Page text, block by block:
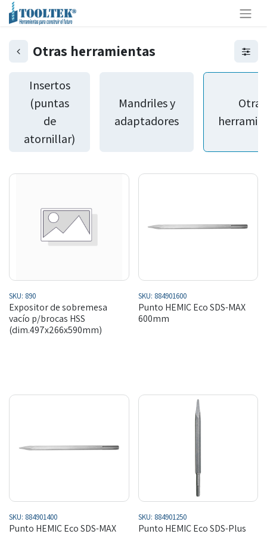
Otras herramientas
Insertos
(puntas
de
atornillar)
Mandriles y
adaptadores
Otras
SKU: 890
Expositor de sobremesa
vacío p/brocas HSS
(dim.497x266x590mm)
SKU: 884901600
Punto HEMIC Eco SDS-MAX
600mm
SKU: 884901400
Punto HEMIC Eco SDS-MAX
SKU: 884901250
Punto HEMIC Eco SDS-Plus